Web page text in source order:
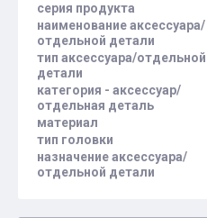
серия продукта
наименование аксессуара/
отдельной детали
тип аксессуара/отдельной
детали
категория - аксессуар/
отдельная деталь
материал
тип головки
назначение аксессуара/
отдельной детали